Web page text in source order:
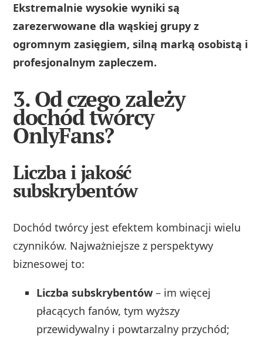
Ekstremalnie wysokie wyniki są
zarezerwowane dla wąskiej grupy z
ogromnym zasięgiem, silną marką osobistą i
profesjonalnym zapleczem.
3. Od czego zależy
dochód twórcy
OnlyFans?
Liczba i jakość
subskrybentów
Dochód twórcy jest efektem kombinacji wielu
czynników. Najważniejsze z perspektywy
biznesowej to:
Liczba subskrybentów – im więcej
płacących fanów, tym wyższy
przewidywalny i powtarzalny przychód;